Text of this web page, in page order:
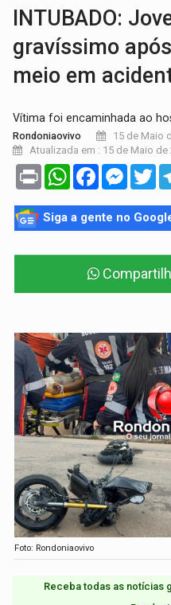
INTUBADO:
gravíssimo
meio em
Vítima foi encaminhada ao
Rondoniaovivo
15 de Maio
Atualizada em : 15 de Maio de
Print WhatsAppFacebook
Siga a gente no
Foto: Rondoniaovivo
Receba todas as notícias